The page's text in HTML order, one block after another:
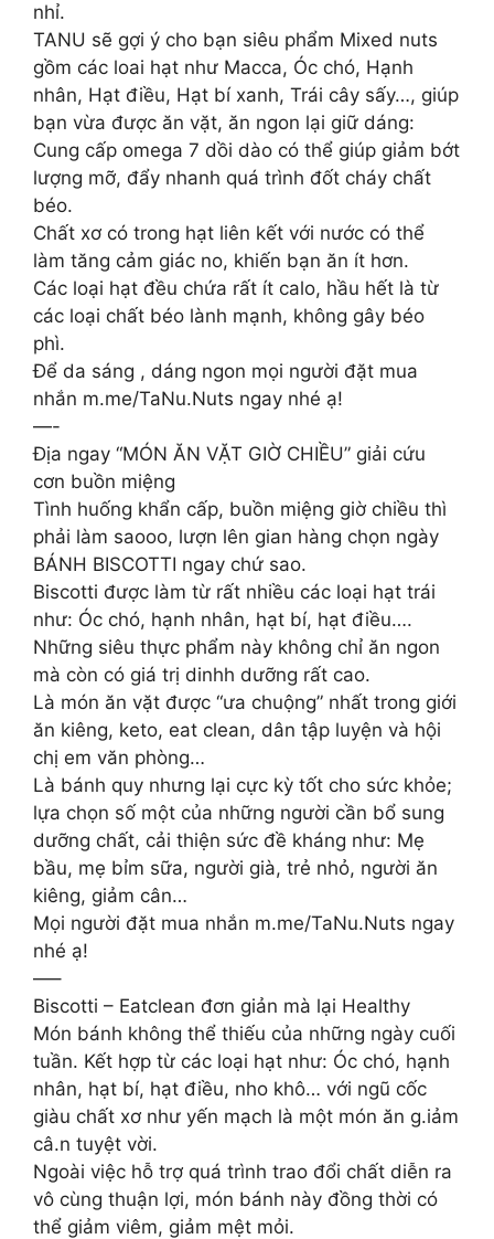
nhỉ.
TANU sẽ gợi ý cho bạn siêu phẩm Mixed nuts
gồm các loai hạt như Macca, Óc chó, Hạnh
nhân, Hạt điều, Hạt bí xanh, Trái cây sấy…, giúp
bạn vừa được ăn vặt, ăn ngon lại giữ dáng:
Cung cấp omega 7 dồi dào có thể giúp giảm bớt
lượng mỡ, đẩy nhanh quá trình đốt cháy chất
béo.
Chất xơ có trong hạt liên kết với nước có thể
làm tăng cảm giác no, khiến bạn ăn ít hơn.
Các loại hạt đều chứa rất ít calo, hầu hết là từ
các loại chất béo lành mạnh, không gây béo
phì.
Để da sáng , dáng ngon mọi người đặt mua
nhắn m.me/TaNu.Nuts ngay nhé ạ!
—-
Địa ngay “MÓN ĂN VẶT GIỜ CHIỀU” giải cứu
cơn buồn miệng
Tình huống khẩn cấp, buồn miệng giờ chiều thì
phải làm saooo, lượn lên gian hàng chọn ngày
BÁNH BISCOTTI ngay chứ sao.
Biscotti được làm từ rất nhiều các loại hạt trái
như: Óc chó, hạnh nhân, hạt bí, hạt điều….
Những siêu thực phẩm này không chỉ ăn ngon
mà còn có giá trị dinhh dưỡng rất cao.
Là món ăn vặt được “ưa chuộng” nhất trong giới
ăn kiêng, keto, eat clean, dân tập luyện và hội
chị em văn phòng…
Là bánh quy nhưng lại cực kỳ tốt cho sức khỏe;
lựa chọn số một của những người cần bổ sung
dưỡng chất, cải thiện sức đề kháng như: Mẹ
bầu, mẹ bỉm sữa, người già, trẻ nhỏ, người ăn
kiêng, giảm cân…
Mọi người đặt mua nhắn m.me/TaNu.Nuts ngay
nhé ạ!
—–
Biscotti – Eatclean đơn giản mà lại Healthy
Món bánh không thể thiếu của những ngày cuối
tuần. Kết hợp từ các loại hạt như: Óc chó, hạnh
nhân, hạt bí, hạt điều, nho khô… với ngũ cốc
giàu chất xơ như yến mạch là một món ăn g.iảm
câ.n tuyệt vời.
Ngoài việc hỗ trợ quá trình trao đổi chất diễn ra
vô cùng thuận lợi, món bánh này đồng thời có
thể giảm viêm, giảm mệt mỏi.